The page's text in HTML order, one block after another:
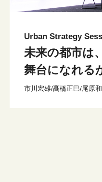
Urban Strategy
未来の都市は
舞台になれる
市川宏雄/髙橋正巳/尾原